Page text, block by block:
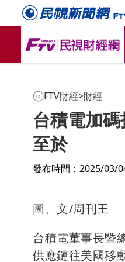
FTV財經>財經
台積電加
至於
發布時間：2025/03/
圖、文/周刊王
台積電董事長暨
供應鏈往美國移